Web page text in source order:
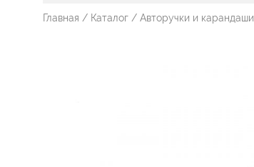
Главная / Каталог / Авторучки и карандаши